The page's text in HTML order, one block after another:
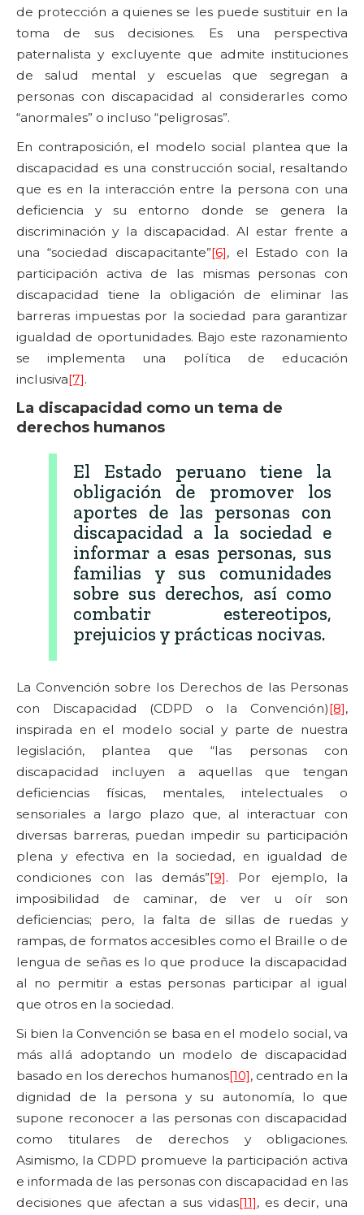
de protección a quienes se les puede sustituir en la
toma de sus decisiones. Es una perspectiva
paternalista y excluyente que admite instituciones
de salud mental y escuelas que segregan a
personas con discapacidad al considerarles como
“anormales” o incluso “peligrosas”.
En contraposición, el modelo social plantea que la
discapacidad es una construcción social, resaltando
que es en la interacción entre la persona con una
deficiencia y su entorno donde se genera la
discriminación y la discapacidad. Al estar frente a
una “sociedad discapacitante”[6], el Estado con la
participación activa de las mismas personas con
discapacidad tiene la obligación de eliminar las
barreras impuestas por la sociedad para garantizar
igualdad de oportunidades. Bajo este razonamiento
se implementa una política de educación
inclusiva[7].
La discapacidad como un tema de
derechos humanos
El Estado peruano tiene la
obligación de promover los
aportes de las personas con
discapacidad a la sociedad e
informar a esas personas, sus
familias y sus comunidades
sobre sus derechos, así como
combatir estereotipos,
prejuicios y prácticas nocivas.
La Convención sobre los Derechos de las Personas
con Discapacidad (CDPD o la Convención)[8],
inspirada en el modelo social y parte de nuestra
legislación, plantea que “las personas con
discapacidad incluyen a aquellas que tengan
deficiencias físicas, mentales, intelectuales o
sensoriales a largo plazo que, al interactuar con
diversas barreras, puedan impedir su participación
plena y efectiva en la sociedad, en igualdad de
condiciones con las demás”[9]. Por ejemplo, la
imposibilidad de caminar, de ver u oír son
deficiencias; pero, la falta de sillas de ruedas y
rampas, de formatos accesibles como el Braille o de
lengua de señas es lo que produce la discapacidad
al no permitir a estas personas participar al igual
que otros en la sociedad.
Si bien la Convención se basa en el modelo social, va
más allá adoptando un modelo de discapacidad
basado en los derechos humanos[10], centrado en la
dignidad de la persona y su autonomía, lo que
supone reconocer a las personas con discapacidad
como titulares de derechos y obligaciones.
Asimismo, la CDPD promueve la participación activa
e informada de las personas con discapacidad en las
decisiones que afectan a sus vidas[11], es decir, una